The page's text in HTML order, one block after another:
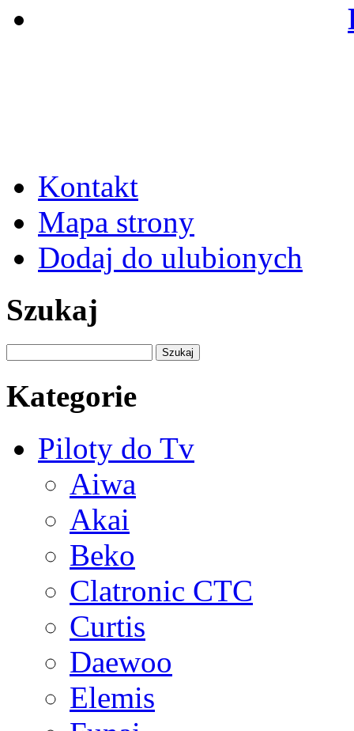
Kontakt
Mapa strony
Dodaj do ulubionych
Szukaj
Kategorie
Piloty do Tv
Aiwa
Akai
Beko
Clatronic CTC
Curtis
Daewoo
Elemis